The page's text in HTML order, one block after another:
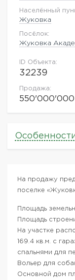
Населённый
Жуковка
Посёлок:
Жуковка
ID Объекта:
32239
Продажа:
550'000'000
На продажу
поселке
Площадь
Площадь
На участке
169.4 кв.м. с
спальнями для
Вольер для
Основной дом